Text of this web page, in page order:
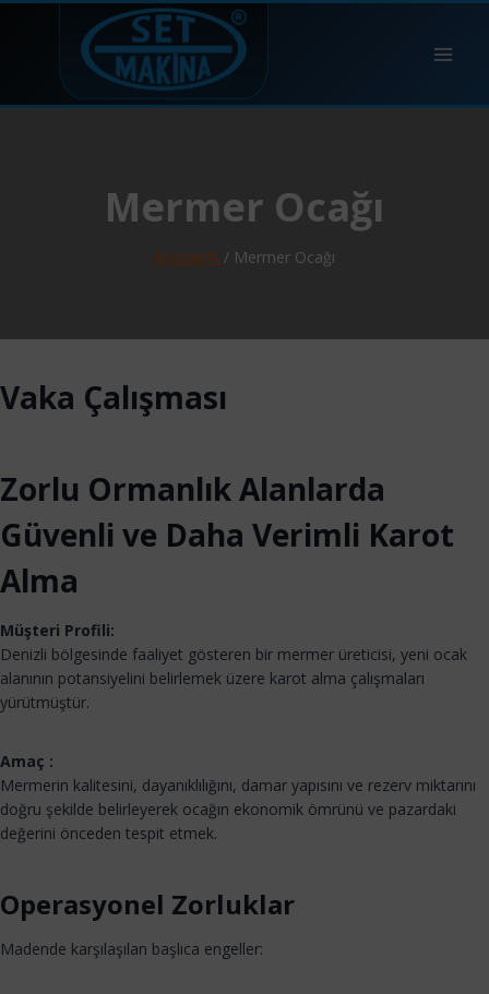
Mermer Ocağı
Anasayfa / Mermer Ocağı
Vaka Çalışması
Zorlu Ormanlık Alanlarda
Güvenli ve Daha Verimli Karot
Alma
Müşteri Profili:
Denizli bölgesinde faaliyet gösteren bir mermer üreticisi, yeni ocak
alanının potansiyelini belirlemek üzere karot alma çalışmaları
yürütmüştür.
Amaç :
Mermerin kalitesini, dayanıklılığını, damar yapısını ve rezerv miktarını
doğru şekilde belirleyerek ocağın ekonomik ömrünü ve pazardaki
değerini önceden tespit etmek.
Operasyonel Zorluklar
Madende karşılaşılan başlıca engeller: